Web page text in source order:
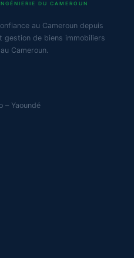
DU CAMEROUN
au Cameroun depuis
gestion de biens immobiliers
Cameroun.
– Yaoundé